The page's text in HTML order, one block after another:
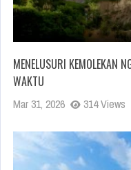
MENELUSURI KEMOLEKAN
WAKTU
Mar 31, 2026 314 Views